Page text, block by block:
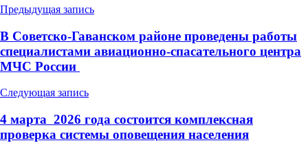
Навигация
по
записям
Предыдущая запись
В Советско-Гаванском районе проведены работы
специалистами авиационно-спасательного центра
МЧС России
Следующая запись
4 марта 2026 года состоится комплексная
проверка системы оповещения населения